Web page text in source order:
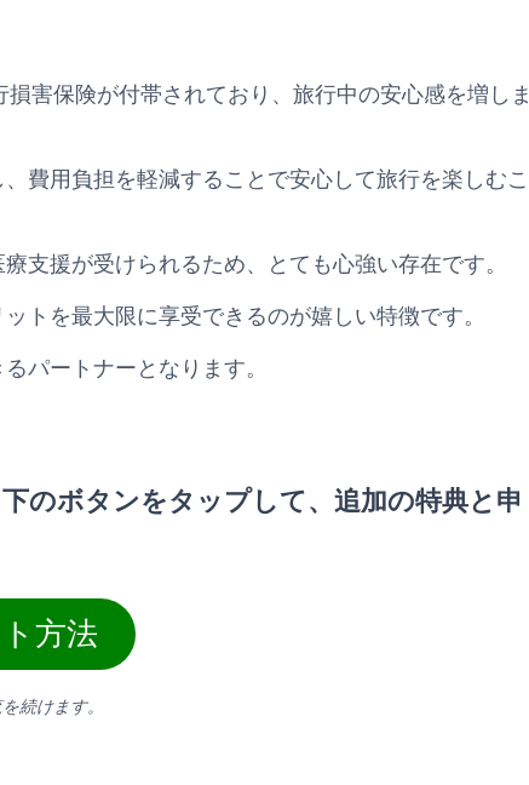
害保険が付帯されており、旅行中の安心感を増しま
費用負担を軽減することで安心して旅行を楽しむこ
支援が受けられるため、とても心強い存在です。
トを最大限に享受できるのが嬉しい特徴です。
パートナーとなります。
のボタンをタップして、追加の特典と申
方法
続けます。